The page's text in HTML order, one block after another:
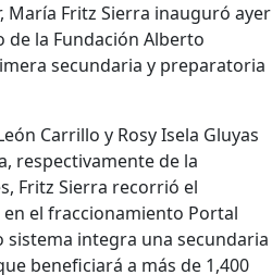
María Fritz Sierra inauguró ayer
de la Fundación Alberto
secundaria y preparatoria
Carrillo y Rosy Isela Gluyas
respectivamente de la
Fritz Sierra recorrió el
el fraccionamiento Portal
sistema integra una secundaria
beneficiará a más de 1,400